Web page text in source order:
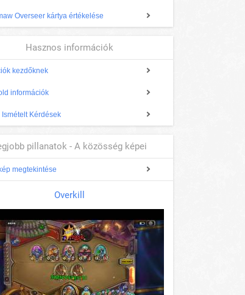
Overseer kártya értékelése
Hasznos információk
kezdőknek
információk
Ismételt Kérdések
pillanatok - A közösség képei
megtekintése
Overkill